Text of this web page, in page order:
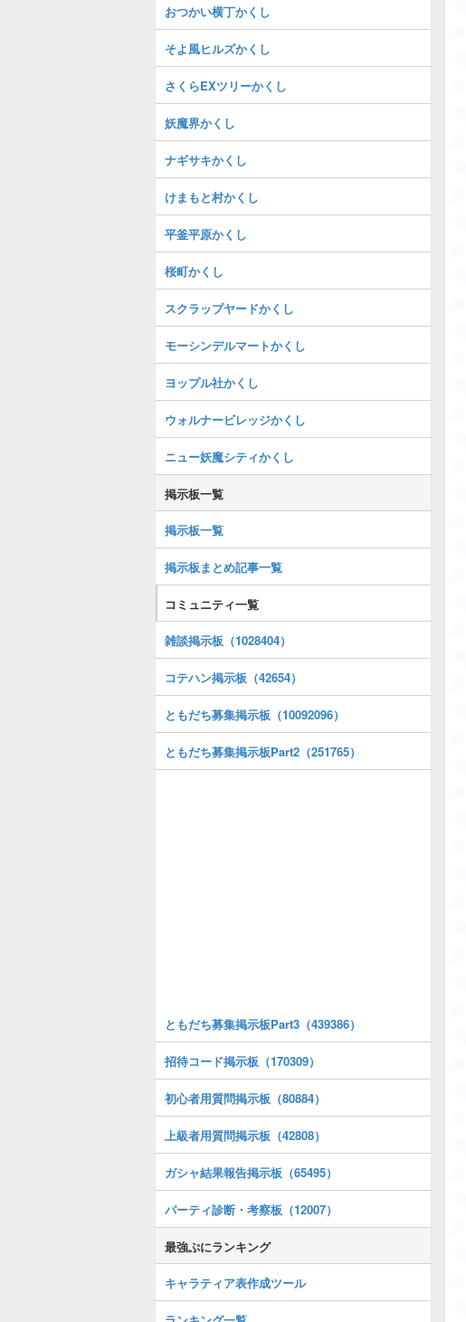
おつかい横丁かくし
そよ風ヒルズかくし
さくらEXツリーかくし
妖魔界かくし
ナギサキかくし
けまもと村かくし
平釜平原かくし
桜町かくし
スクラップヤードかくし
モーシンデルマートかくし
ヨップル社かくし
ウォルナービレッジかくし
ニュー妖魔シティかくし
掲示板一覧
掲示板一覧
掲示板まとめ記事一覧
コミュニティ一覧
雑談掲示板（1028404）
コテハン掲示板（42654）
ともだち募集掲示板（10092096）
ともだち募集掲示板Part2（251765）
ともだち募集掲示板Part3（439386）
招待コード掲示板（170309）
初心者用質問掲示板（80884）
上級者用質問掲示板（42808）
ガシャ結果報告掲示板（65495）
パーティ診断・考察板（12007）
最強ぷにランキング
キャラティア表作成ツール